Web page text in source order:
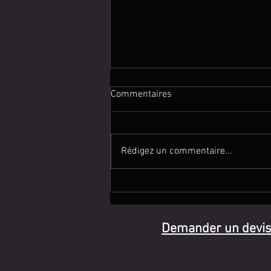
Commentaires
Rédigez un commentaire...
Demander un devis